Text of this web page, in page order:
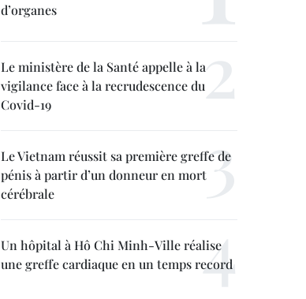
d’organes
Le ministère de la Santé appelle à la
vigilance face à la recrudescence du
Covid-19
Le Vietnam réussit sa première greffe de
pénis à partir d’un donneur en mort
cérébrale
Un hôpital à Hô Chi Minh-Ville réalise
une greffe cardiaque en un temps record